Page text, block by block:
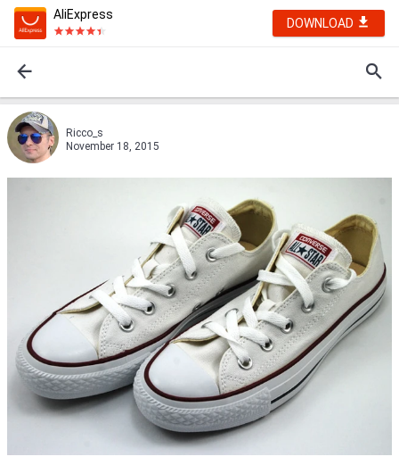
AliExpress
DOWNLOAD
Ricco_s
November 18, 2015